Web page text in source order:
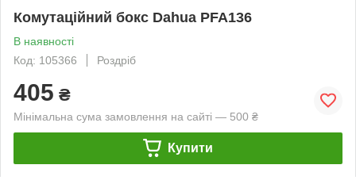
Комутаційний бокс Dahua PFA136
В наявності
Код: 105366
Роздріб
405 ₴
Мінімальна сума замовлення на сайті — 500 ₴
Купити